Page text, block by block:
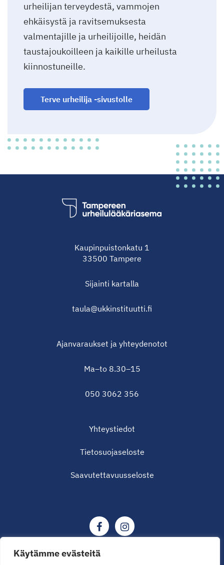
Käytämme evästeitä
urheilijan terveydestä, vammojen
ehkäisystä ja ravitsemuksesta
valmentajille ja urheilijoille, heidän
taustajoukoilleen ja kaikille urheilusta
kiinnostuneille.
Terve urheilija -sivustolle
Kaupinpuistonkatu 1
33500 Tampere
Sijainti kartalla
taula@ukkinstituutti.fi
Ajanvaraukset ja yhteydenotot
Ma–to 8.30–15
050 3062 356
Yhteystiedot
Tietosuojaseloste
Saavutettavuusseloste